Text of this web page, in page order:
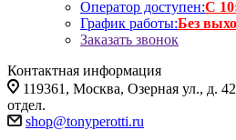
Оператор доступен:С
График работы:Без
Заказать звонок
Контактная информация
119361, Москва, Озерная ул., д.
отдел.
shop@tonyperotti.ru